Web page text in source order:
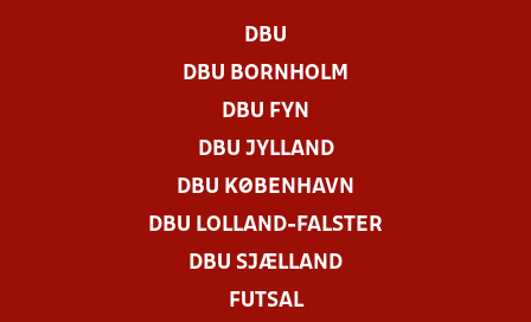
DBU
DBU BORNHOLM
DBU FYN
DBU JYLLAND
DBU KØBENHAVN
DBU LOLLAND-FALSTER
DBU SJÆLLAND
FUTSAL